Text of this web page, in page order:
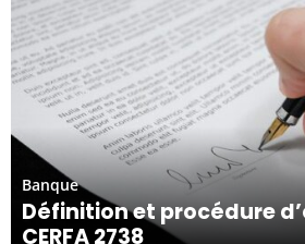
Définition et procédure
CERFA 2738
Banque